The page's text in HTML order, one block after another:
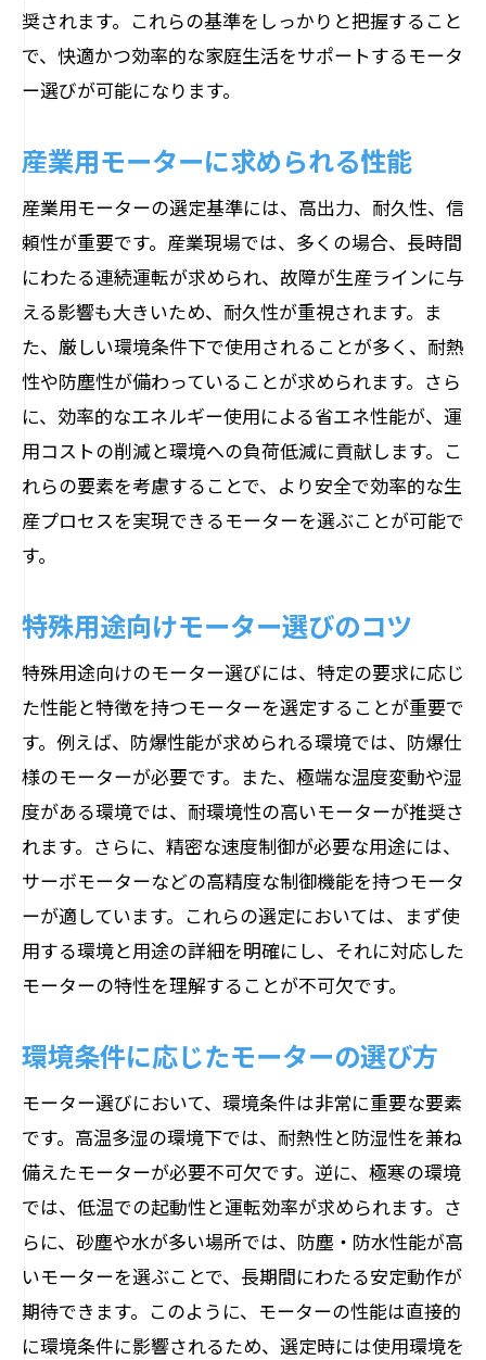
奨されます。これらの基準をしっかりと把握すること
で、快適かつ効率的な家庭生活をサポートするモータ
ー選びが可能になります。
産業用モーターに求められる性能
産業用モーターの選定基準には、高出力、耐久性、信
頼性が重要です。産業現場では、多くの場合、長時間
にわたる連続運転が求められ、故障が生産ラインに与
える影響も大きいため、耐久性が重視されます。ま
た、厳しい環境条件下で使用されることが多く、耐熱
性や防塵性が備わっていることが求められます。さら
に、効率的なエネルギー使用による省エネ性能が、運
用コストの削減と環境への負荷低減に貢献します。こ
れらの要素を考慮することで、より安全で効率的な生
産プロセスを実現できるモーターを選ぶことが可能で
す。
特殊用途向けモーター選びのコツ
特殊用途向けのモーター選びには、特定の要求に応じ
た性能と特徴を持つモーターを選定することが重要で
す。例えば、防爆性能が求められる環境では、防爆仕
様のモーターが必要です。また、極端な温度変動や湿
度がある環境では、耐環境性の高いモーターが推奨さ
れます。さらに、精密な速度制御が必要な用途には、
サーボモーターなどの高精度な制御機能を持つモータ
ーが適しています。これらの選定においては、まず使
用する環境と用途の詳細を明確にし、それに対応した
モーターの特性を理解することが不可欠です。
環境条件に応じたモーターの選び方
モーター選びにおいて、環境条件は非常に重要な要素
です。高温多湿の環境下では、耐熱性と防湿性を兼ね
備えたモーターが必要不可欠です。逆に、極寒の環境
では、低温での起動性と運転効率が求められます。さ
らに、砂塵や水が多い場所では、防塵・防水性能が高
いモーターを選ぶことで、長期間にわたる安定動作が
期待できます。このように、モーターの性能は直接的
に環境条件に影響されるため、選定時には使用環境を